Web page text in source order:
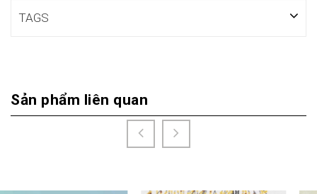
TAGS
Sản phẩm liên quan